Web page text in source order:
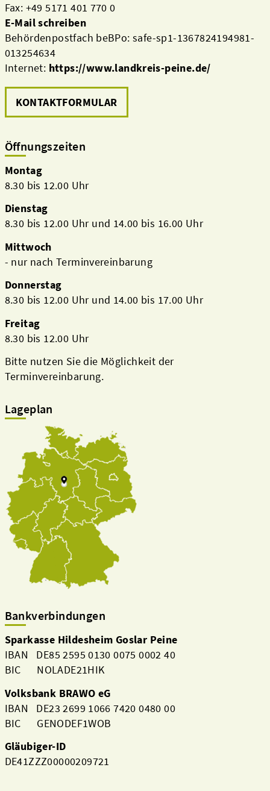
Fax: +49 5171 401 770 0
E-Mail schreiben
Behördenpostfach beBPo: safe-sp1-1367824194981-
013254634
Internet: https://www.landkreis-peine.de/
KONTAKTFORMULAR
Öffnungszeiten
Montag
8.30 bis 12.00 Uhr
Dienstag
8.30 bis 12.00 Uhr und 14.00 bis 16.00 Uhr
Mittwoch
- nur nach Terminvereinbarung
Donnerstag
8.30 bis 12.00 Uhr und 14.00 bis 17.00 Uhr
Freitag
8.30 bis 12.00 Uhr
Bitte nutzen Sie die Möglichkeit der
Terminvereinbarung.
Lageplan
Bankverbindungen
Sparkasse Hildesheim Goslar Peine
IBAN DE85 2595 0130 0075 0002 40
BIC NOLADE21HIK
Volksbank BRAWO eG
IBAN DE23 2699 1066 7420 0480 00
BIC GENODEF1WOB
Gläubiger-ID
DE41ZZZ00000209721